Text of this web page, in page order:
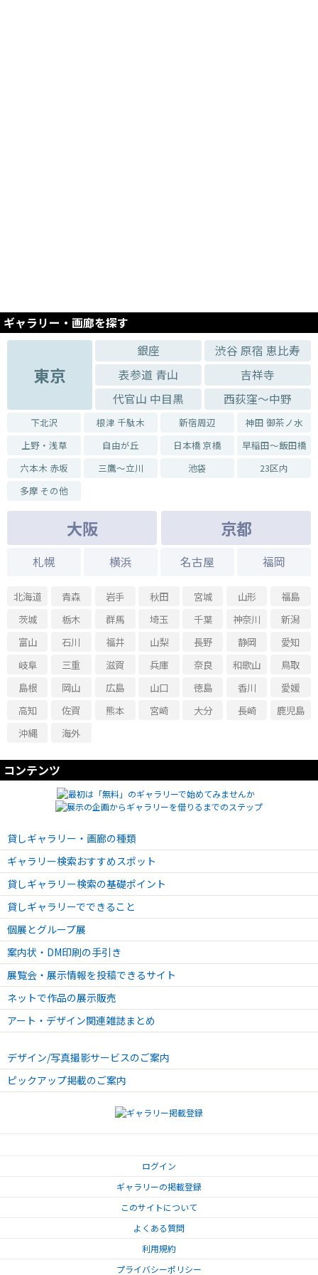
ギャラリー・画廊を探す
東京
銀座
渋谷 原宿 恵比寿
表参道 青山
吉祥寺
代官山 中目黒
西荻窪～中野
下北沢 根津 千駄木 新宿周辺
神田 御茶ノ水
上野・浅草
自由が丘 日本橋 京橋
早稲田～飯田橋
六本木 赤坂
三鷹～立川 池袋
23区内
多摩 その他
大阪 京都
札幌 横浜 名古屋 福岡
北海道 青森 岩手 秋田 宮城 山形
福島
茨城
栃木 群馬 埼玉 千葉 神奈川
新潟
富山
石川 福井 山梨 長野 静岡
愛知
岐阜
三重 滋賀 兵庫 奈良 和歌山
鳥取
島根
岡山 広島 山口 徳島 香川
愛媛
高知
佐賀 熊本 宮崎 大分 長崎
鹿児島
沖縄
海外
コンテンツ
貸しギャラリー・画廊の種類
ギャラリー検索おすすめスポット
貸しギャラリー検索の基礎ポイント
貸しギャラリーでできること
個展とグループ展
案内状・DM印刷の手引き
展覧会・展示情報を投稿できるサイト
ネットで作品の展示販売
アート・デザイン関連雑誌まとめ
デザイン/写真撮影サービスのご案内
ピックアップ掲載のご案内
ログイン
ギャラリーの掲載登録
このサイトについて
よくある質問
利用規約
プライバシーポリシー